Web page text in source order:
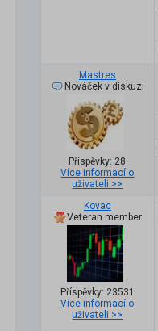
Mastres
Nováček v diskuzi
Příspěvky: 28
Více informací o
uživateli >>
Kovac
Veteran member
Příspěvky: 23531
Více informací o
uživateli >>